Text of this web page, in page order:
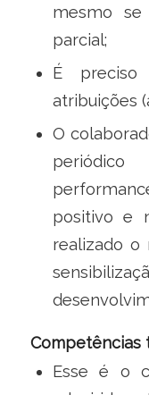
mesmo
parcial;
É preciso
atribuições
O
positivo e
realizado o
Competências
Esse é o